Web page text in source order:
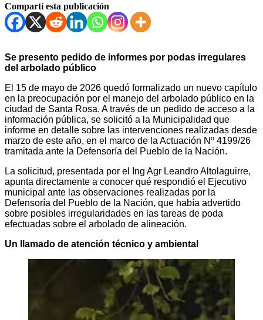
Compartí esta publicación
Se presento pedido de informes por podas irregulares
del arbolado público
El 15 de mayo de 2026 quedó formalizado un nuevo capítulo
en la preocupación por el manejo del arbolado público en la
ciudad de Santa Rosa. A través de un pedido de acceso a la
información pública, se solicitó a la Municipalidad que
informe en detalle sobre las intervenciones realizadas desde
marzo de este año, en el marco de la Actuación Nº 4199/26
tramitada ante la Defensoría del Pueblo de la Nación.
La solicitud, presentada por el Ing Agr Leandro Altolaguirre,
apunta directamente a conocer qué respondió el Ejecutivo
municipal ante las observaciones realizadas por la
Defensoría del Pueblo de la Nación, que había advertido
sobre posibles irregularidades en las tareas de poda
efectuadas sobre el arbolado de alineación.
Un llamado de atención técnico y ambiental